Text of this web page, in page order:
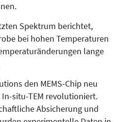
Spek­trum berichtet,
bei hohen Tempe­ra­tu­ren
lange
den MEMS-Chip neu
situ-TEM revolutioniert.
Absicherung und